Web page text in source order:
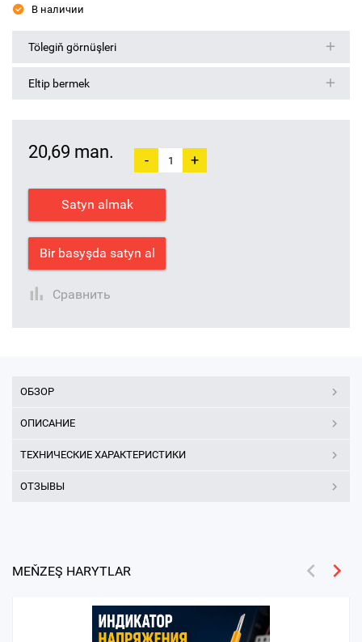
В наличии
Tölegiň görnüşleri
Eltip bermek
20,69 man. - +
Satyn almak
Bir basyşda satyn al
Сравнить
ОБЗОР
ОПИСАНИЕ
ТЕХНИЧЕСКИЕ ХАРАКТЕРИСТИКИ
ОТЗЫВЫ
MEŇZEŞ HARYTLAR